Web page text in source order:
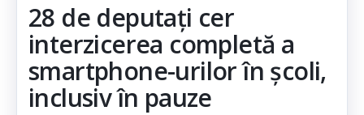
28 de deputați cer
interzicerea completă a
smartphone-urilor în școli,
inclusiv în pauze